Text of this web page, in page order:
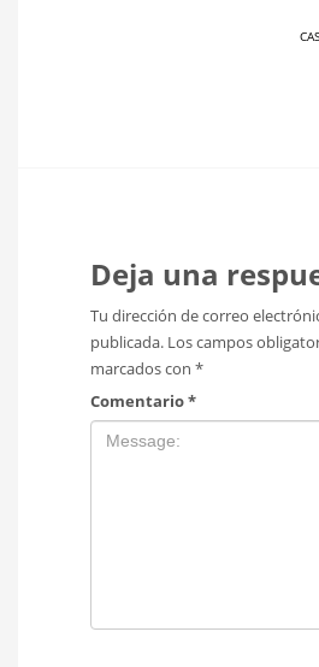
Deja una
Tu dirección de correo
publicada. Los campos
marcados con *
Comentario*